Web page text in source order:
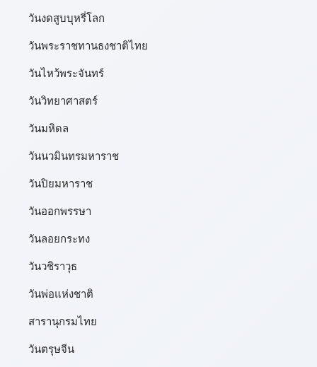
วันงดสูบบุหรี่โลก
วันพระราชทานธงชาติไทย
วันไหว้พระจันทร์​
วันวิทยาศาสตร์
วันมหิดล
วันนวมินทรมหาราช
วันปิยมหาราช
วันออกพรรษา
วันลอยกระทง
วันวชิราวุธ
วันพ่อแห่งชาติ
สารานุกรมไทย
วันตรุษจีน